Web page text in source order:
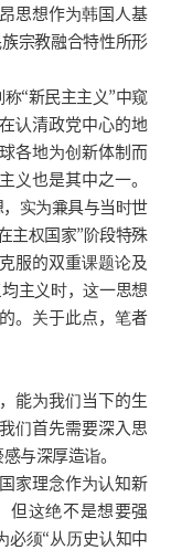
思想作为韩国人基
宗教融合特性所形
“新民主主义”中窥
认清政党中心的地
各地为创新体制而
义也是其中之一。
实为兼具与当时世
主权国家”阶段特殊
服的双重课题论及
主义时，这一思想
。关于此点，笔者
能为我们当下的生
们首先需要深入思
与深厚造诣。
家理念作为认知新
但这绝不是想要强
必须“从历史认知中